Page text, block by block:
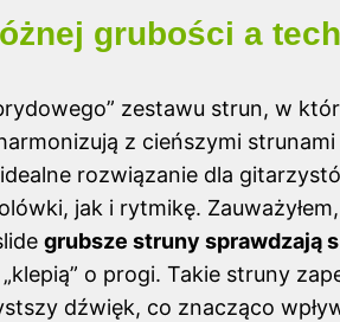
grubości a
zestawu strun, w
z cieńszymi
rozwiązanie dla
jak i rytmikę.
grubsze struny sprawdzają
o progi. Takie struny
dźwięk, co znacząco